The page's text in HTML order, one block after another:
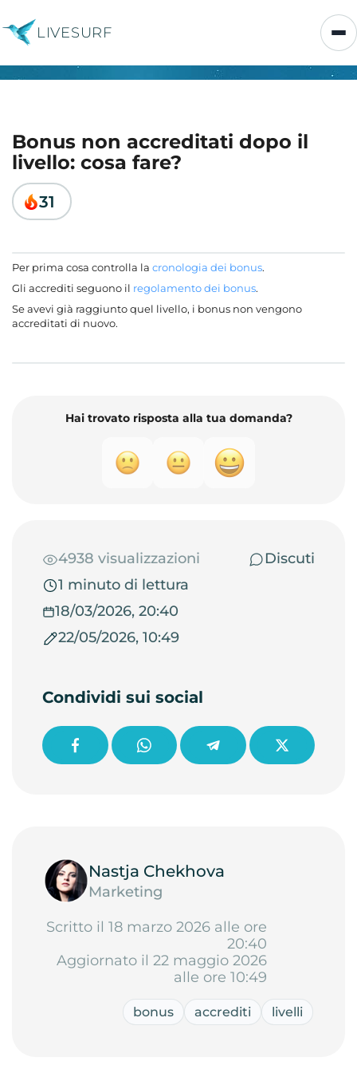
LIVESURF
Bonus non accreditati dopo il
livello: cosa fare?
31
Per prima cosa controlla la cronologia dei bonus.
Gli accrediti seguono il regolamento dei bonus.
Se avevi già raggiunto quel livello, i bonus non vengono
accreditati di nuovo.
Hai trovato risposta alla tua domanda?
4938 visualizzazioni
Discuti
1 minuto di lettura
18/03/2026, 20:40
22/05/2026, 10:49
Condividi sui social
Nastja Chekhova
Marketing
Scritto il 18 marzo 2026 alle ore
20:40
Aggiornato il 22 maggio 2026
alle ore 10:49
bonus accrediti livelli